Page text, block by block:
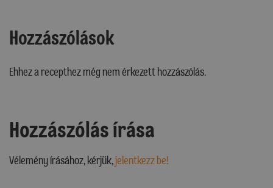
Hozzászólások
Ehhez a recepthez még nem érkezett hozzászólás.
Hozzászólás írása
Vélemény írásához, kérjük,jelentkezz be!